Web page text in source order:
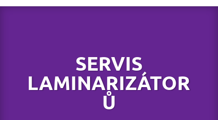
SERVIS
LAMINARIZÁTOR
Ů